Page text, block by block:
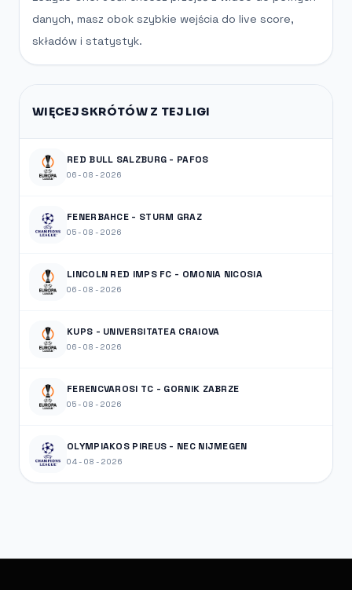
danych, masz obok szybkie wejścia do live score,
składów i statystyk.
WIĘCEJ SKRÓTÓW Z TEJ LIGI
RED BULL SALZBURG - PAFOS
06-08-2026
FENERBAHCE - STURM GRAZ
05-08-2026
LINCOLN RED IMPS FC - OMONIA NICOSIA
06-08-2026
KUPS - UNIVERSITATEA CRAIOVA
06-08-2026
FERENCVAROSI TC - GORNIK ZABRZE
05-08-2026
OLYMPIAKOS PIREUS - NEC NIJMEGEN
04-08-2026